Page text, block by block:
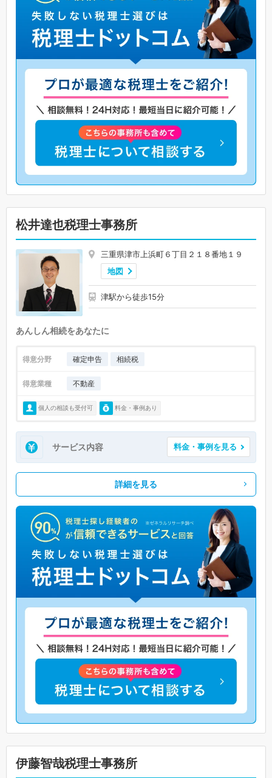
松井達也税理士事務所
三重県津市上浜町６丁目２１８番地１９
地図
津駅から徒歩15分
あんしん相続をあなたに
得意分野 確定申告 相続税
得意業種 不動産
個人の相談も受付可 料金・事例あり
サービス内容 料金・事例を見る
詳細を見る
伊藤智哉税理士事務所